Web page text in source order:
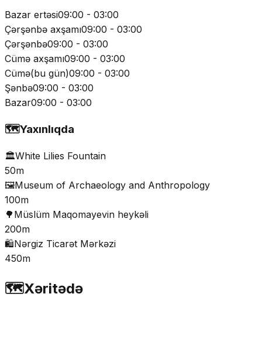
Bazar ertəsi09:00 - 03:00
Çərşənbə axşamı09:00 - 03:00
Çərşənbə09:00 - 03:00
Cümə axşamı09:00 - 03:00
Cümə(bu gün)09:00 - 03:00
Şənbə09:00 - 03:00
Bazar09:00 - 03:00
🗺️Yaxınlıqda
🏛️White Lilies Fountain
50m
🖼️Museum of Archaeology and Anthropology
100m
🌳 Müslüm Maqomayevin heykəli
200m
🛍️Nərgiz Ticarət Mərkəzi
450m
🗺️Xəritədə